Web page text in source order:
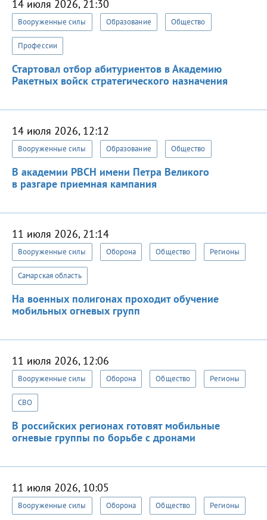
14 июля 2026, 21:30
Вооруженные силы Образование Общество
Профессии
Стартовал отбор абитуриентов в Академию
Ракетных войск стратегического назначения
14 июля 2026, 12:12
Вооруженные силы Образование Общество
В академии РВСН имени Петра Великого
в разгаре приемная кампания
11 июля 2026, 21:14
Вооруженные силы Оборона Общество Регионы
Самарская область
На военных полигонах проходит обучение
мобильных огневых групп
11 июля 2026, 12:06
Вооруженные силы Оборона Общество Регионы
СВО
В российских регионах готовят мобильные
огневые группы по борьбе с дронами
11 июля 2026, 10:05
Вооруженные силы Оборона Общество Регионы